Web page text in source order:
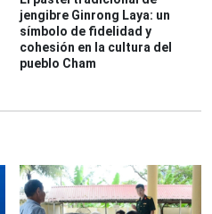
jengibre Ginrong Laya: un
símbolo de fidelidad y
cohesión en la cultura del
pueblo Cham